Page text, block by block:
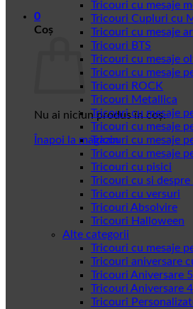
0
Coș
Nu ai niciun produs în coș.
Înapoi la magazin
Tricouri cu mesaje
Tricouri Cupluri cu
Tricouri cu mesaje
Tricouri BTS
Tricouri cu mesaje
Tricouri cu mesaje
Tricouri ROCK
Tricouri Metallica
Tricouri cu mesaje
Tricouri cu mesaje
Tricouri cu mesaje
Tricouri cu mesaje
Tricouri cu pisici
Tricouri cu si despre
Tricouri cu versuri
Tricouri Absolvire
Tricouri Halloween
Alte categorii
Tricouri cu mesaje
Tricouri aniversare
Tricouri Aniversare
Tricouri Aniversare
Tricouri